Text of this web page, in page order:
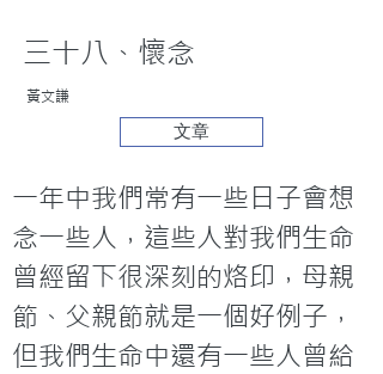
三十八、懷念
黃文謙
文章
一年中我們常有一些日子會想
念一些人，這些人對我們生命
曾經留下很深刻的烙印，母親
節、父親節就是一個好例子，
但我們生命中還有一些人曾給